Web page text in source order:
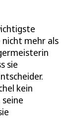
mehr als
sie
kein